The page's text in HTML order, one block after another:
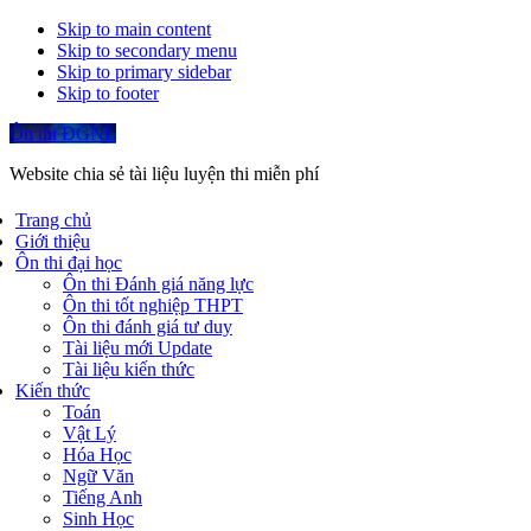
Skip to main content
Skip to secondary menu
Skip to primary sidebar
Skip to footer
Ôn thi ĐGNL
Website chia sẻ tài liệu luyện thi miễn phí
Trang chủ
Giới thiệu
Ôn thi đại học
Ôn thi Đánh giá năng lực
Ôn thi tốt nghiệp THPT
Ôn thi đánh giá tư duy
Tài liệu mới Update
Tài liệu kiến thức
Kiến thức
Toán
Vật Lý
Hóa Học
Ngữ Văn
Tiếng Anh
Sinh Học